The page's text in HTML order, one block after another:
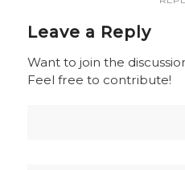
Leave a Reply
Want to join the
Feel free to contribute!